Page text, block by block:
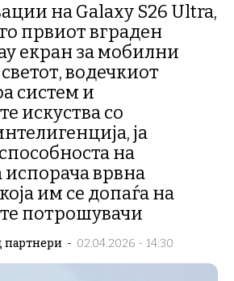
на Galaxy S26 Ultra,
првиот вграден
екран за мобилни
водечкиот
систем и
искуства со
ја
на
испорача врвна
им се допаѓа на
потрошувачи
партнери - 02.04.2026 - 14:30